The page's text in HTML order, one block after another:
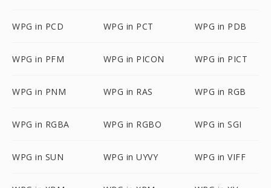
WPG in PCD WPG in PCT WPG in PDB
WPG in PFM WPG in PICON WPG in PICT
WPG in PNM WPG in RAS WPG in RGB
WPG in RGBA WPG in RGBO WPG in SGI
WPG in SUN WPG in UYVY WPG in VIFF